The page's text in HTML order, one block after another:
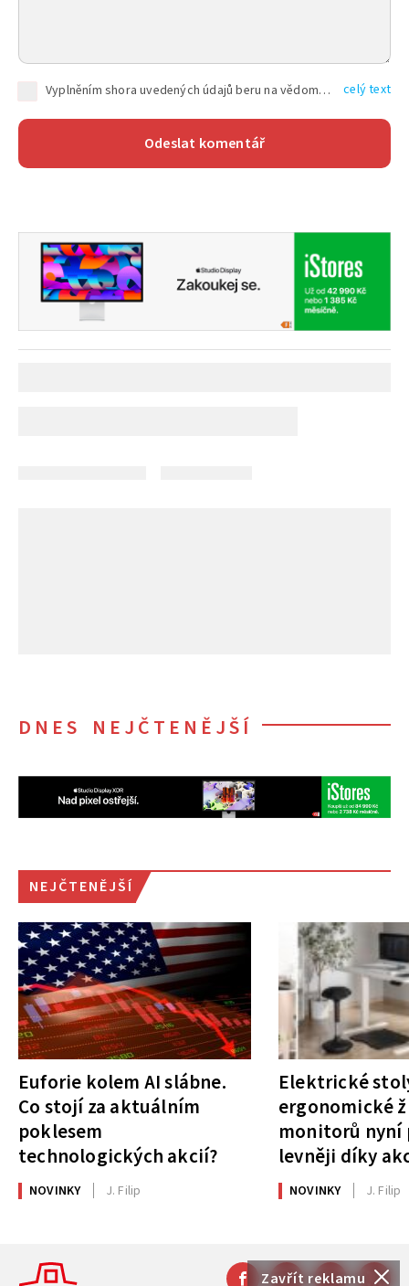
Zavřít reklamu
Vyplněním shora uvedených údajů beru na vědomí, že společnost TEXT FACTORY s.r.o., sídlem Brno, Durďákova 336/29, Černá Pole, PSČ: 613 00, IČ: 06157831, zapsané u Krajského soudu v Brně, oddíl C, vložka 100399, bude zpracovávat mé osobní údaje uvedené v rámci mnou vyplněného registračního formuláře na základě oprávněných zájmů TEXT FACTORY s.r.o. dle čl. 6 odst. 1 písm. f) GDPR a pro splnění právních povinností (čl. 6 odst. 1 písm. c) GDPR), a to pro tyto účely: nezbytnost zajistit oprávnění návštěvníka webových stránek provozovaných společností TEXT FACTORY s.r.o. přispívat aktivně ke zveřejněným článkům nebo v rámci diskusních fór a výkon práv TEXT FACTORY s.r.o. jako administrátora těchto diskusních fór. Více informací o zpracování osobních údajů a právech lze nalézt v celý text
DNES NEJČTENĚJŠÍ
NEJČTENĚJŠÍ
Euforie kolem AI slábne.
Co stojí za aktuálním
poklesem
technologických akcií?
NOVINKY J. Filip
Elektrické
ergonomické
monitorů
levněji díky
NOVINKY J. Filip